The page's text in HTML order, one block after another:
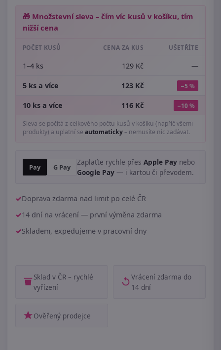
🎁 Množstevní sleva – čím víc kusů v košíku, tím
nižší cena
POČET KUSŮ CENA ZA KUS UŠETŘÍTE
1–4 ks 129 Kč —
5 ks a více 123 Kč −5 %
10 ks a více 116 Kč −10 %
Sleva se počítá z celkového počtu kusů v košíku (napříč všemi
produkty) a uplatní se automaticky– nemusíte nic zadávat.
Pay G Pay
Zaplaťte rychle přes Apple Pay nebo
Google Pay — i kartou či převodem.
Doprava zdarma nad limit po celé ČR
14 dní na vrácení — první výměna zdarma
Skladem, expedujeme v pracovní dny
Sklad v ČR – rychlé
vyřízení
Vrácení zdarma do
14 dní
Ověřený prodejce